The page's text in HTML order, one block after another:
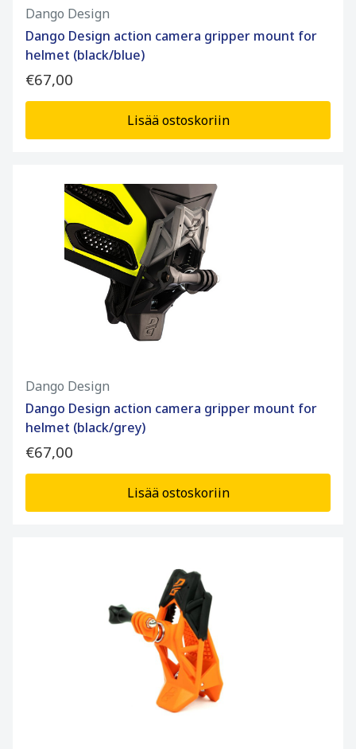
Dango Design
Dango Design action camera gripper mount for
helmet (black/blue)
€67,00
Lisää ostoskoriin
Dango Design
Dango Design action camera gripper mount for
helmet (black/grey)
€67,00
Lisää ostoskoriin